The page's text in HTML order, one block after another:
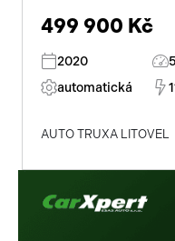
499 900 Kč
2020
automatická
AUTO TRUXA LITOVEL